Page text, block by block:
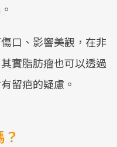
口、影響美觀，在非
實脂肪瘤也可以透過
留疤的疑慮。